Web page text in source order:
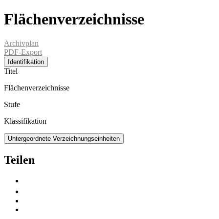
Flächenverzeichnisse
Archivplan
PDF-Export
Identifikation
Titel
Flächenverzeichnisse
Stufe
Klassifikation
Untergeordnete Verzeichnungseinheiten
Teilen